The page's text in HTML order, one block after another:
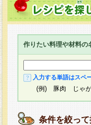
作りたい料理や材料の
入力する単語はスペ
(例) 豚肉 じゃが
条件を絞っ